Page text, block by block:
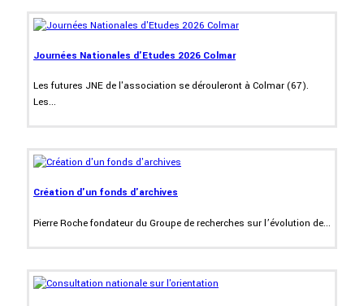
Journées Nationales d'Etudes 2026 Colmar
Les futures JNE de l'association se dérouleront à Colmar (67).
Les...
Création d'un fonds d'archives
Pierre Roche fondateur du Groupe de recherches sur l’évolution de...